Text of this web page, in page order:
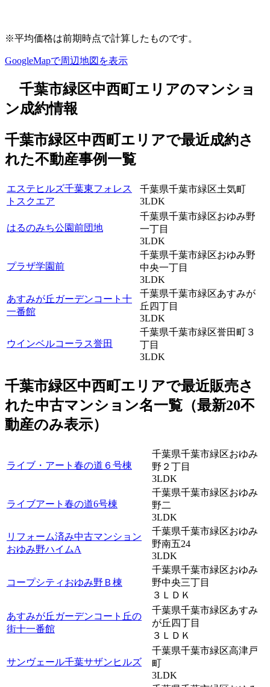
※平均価格は前期時点で計算したものです。
GoogleMapで周辺地図を表示
千葉市緑区中西町エリアのマンショ
ン成約情報
千葉市緑区中西町エリアで最近成約さ
れた不動産事例一覧
エステヒルズ千葉東フォレス
トスクエア
千葉県千葉市緑区土気町
3LDK
はるのみち公園前団地
千葉県千葉市緑区おゆみ野
一丁目
3LDK
プラザ学園前
千葉県千葉市緑区おゆみ野
中央一丁目
3LDK
あすみが丘ガーデンコート十
一番館
千葉県千葉市緑区あすみが
丘四丁目
3LDK
ウインベルコーラス誉田
千葉県千葉市緑区誉田町３
丁目
3LDK
千葉市緑区中西町エリアで最近販売さ
れた中古マンション名一覧（最新20不
動産のみ表示）
ライブ・アート春の道６号棟
千葉県千葉市緑区おゆみ
野２丁目
3LDK
ライブアート春の道6号棟
千葉県千葉市緑区おゆみ
野二
3LDK
リフォーム済み中古マンション
おゆみ野ハイムA
千葉県千葉市緑区おゆみ
野南五24
3LDK
コープシティおゆみ野Ｂ棟
千葉県千葉市緑区おゆみ
野中央三丁目
３ＬＤＫ
あすみが丘ガーデンコート丘の
街十一番館
千葉県千葉市緑区あすみ
が丘四丁目
３ＬＤＫ
サンヴェール千葉サザンヒルズ
千葉県千葉市緑区高津戸
町
3LDK